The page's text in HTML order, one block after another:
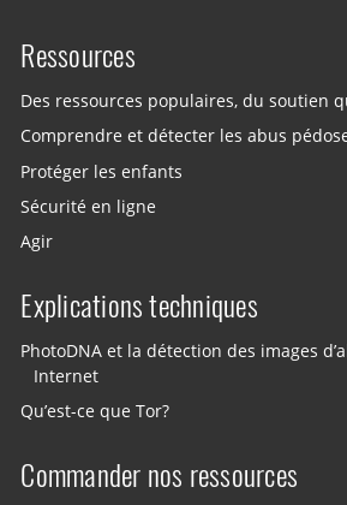
Ressources
Des ressources populaires, du soutien
Comprendre et détecter les abus
Protéger les enfants
Sécurité en ligne
Agir
Explications techniques
PhotoDNA et la détection des images
Internet
Qu’est-ce que Tor?
Commander nos ressources